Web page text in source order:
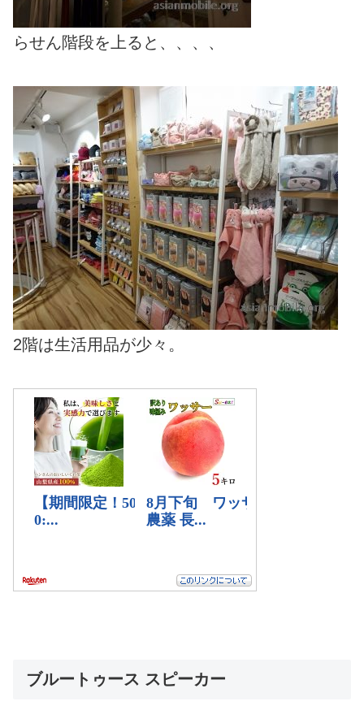
らせん階段を上ると、、、、
2階は生活用品が少々。
ブルートゥース スピーカー